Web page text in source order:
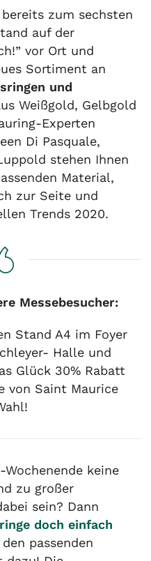
zum sechsten
auf der
vor Ort und
Sortiment an
und
Weißgold, Gelbgold
Experten
Di Pasquale,
stehen Ihnen
Material,
zur Seite und
Trends 2020.
Messebesucher:
Stand A4 im Foyer
Halle und
Glück 30% Rabatt
von Saint Maurice
Wochenende keine
zu großer
sein? Dann
doch einfach
passenden